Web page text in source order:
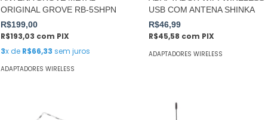
ORIGINAL GROVE RB-5SHPN
R$199,00
R$193,03 com PIX
3x de R$66,33 sem juros
ADAPTADORES WIRELESS
USB COM ANTENA SHINKA
R$46,99
R$45,58 com PIX
ADAPTADORES WIRELESS